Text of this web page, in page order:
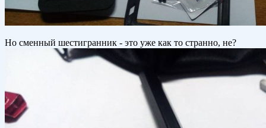
Но сменный шестигранник - это уже как то странно, не?